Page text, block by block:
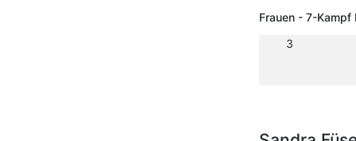
Frauen - 7-
3